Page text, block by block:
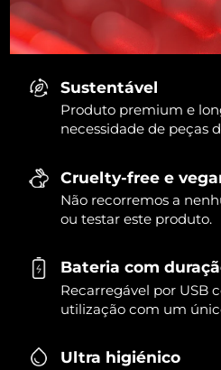
Sustentável
Produto premium e
necessidade de peças
Cruelty-free e
Não recorremos a
ou testar este produto.
Bateria com
Recarregável por USB
utilização com um
Ultra higiénico